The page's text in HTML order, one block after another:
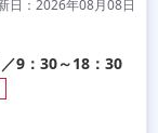
日：2026年08月08日
9：30～18：30